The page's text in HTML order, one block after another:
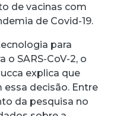
de vacinas com
de Covid-19.
para
SARS-CoV-2, o
explica que
decisão. Entre
da pesquisa no